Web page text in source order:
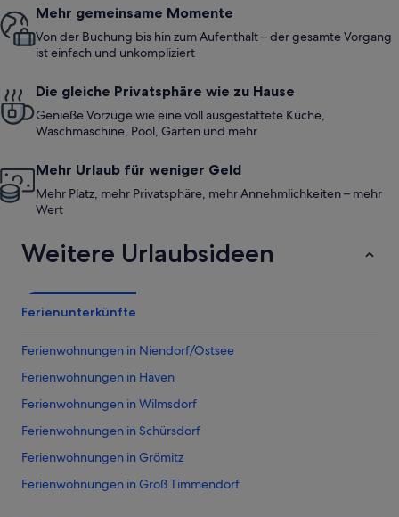
Mehr gemeinsame Momente
Von der Buchung bis hin zum Aufenthalt – der gesamte Vorgang
ist einfach und unkompliziert
Die gleiche Privatsphäre wie zu Hause
Genieße Vorzüge wie eine voll ausgestattete Küche,
Waschmaschine, Pool, Garten und mehr
Mehr Urlaub für weniger Geld
Mehr Platz, mehr Privatsphäre, mehr Annehmlichkeiten – mehr
Wert
Weitere Urlaubsideen
Ferienunterkünfte
Ferienwohnungen in Niendorf/Ostsee
Ferienwohnungen in Häven
Ferienwohnungen in Wilmsdorf
Ferienwohnungen in Schürsdorf
Ferienwohnungen in Grömitz
Ferienwohnungen in Groß Timmendorf